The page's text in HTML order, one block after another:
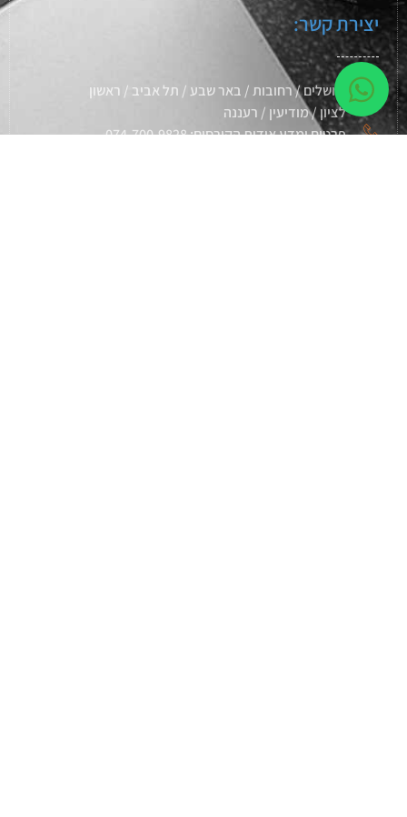
יצירת קשר:
ירושלים / רחובות / באר שבע / תל אביב / ראשון
לציון / מודיעין / רעננה
פרטים ומדע אודות הקורסים: 074-700-9828